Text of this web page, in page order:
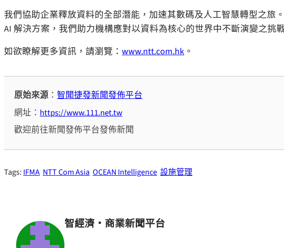
我們協助企業釋放資料的全部潛能，加速其數碼及人工智慧轉型之旅
AI 解決方案，我們助力機構應對以資料為核心的世界中不斷演變之挑
如欲瞭解更多資訊，請瀏覽： www.ntt.com.hk 。
原始來源 ：智聞捷發新聞發佈平台
網址： https://www.111.net.tw
歡迎前往新聞發佈平台發佈新聞
Tags: IFMA NTT Com Asia OCEAN Intelligence 設施管理
智經濟・商業新聞平台